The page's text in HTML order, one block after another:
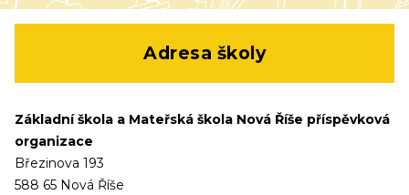
Adresa školy
Základní škola a Mateřská škola Nová Říše příspěvková
organizace
Březinova 193
588 65 Nová Říše